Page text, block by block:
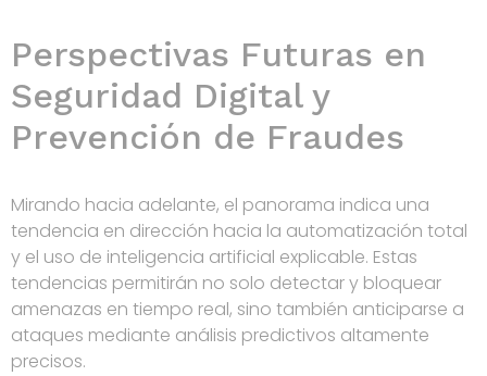
Perspectivas Futuras en
Seguridad Digital y
Prevención de Fraudes
Mirando hacia adelante, el panorama indica una
tendencia en dirección hacia la automatización total
y el uso de inteligencia artificial explicable. Estas
tendencias permitirán no solo detectar y bloquear
amenazas en tiempo real, sino también anticiparse a
ataques mediante análisis predictivos altamente
precisos.